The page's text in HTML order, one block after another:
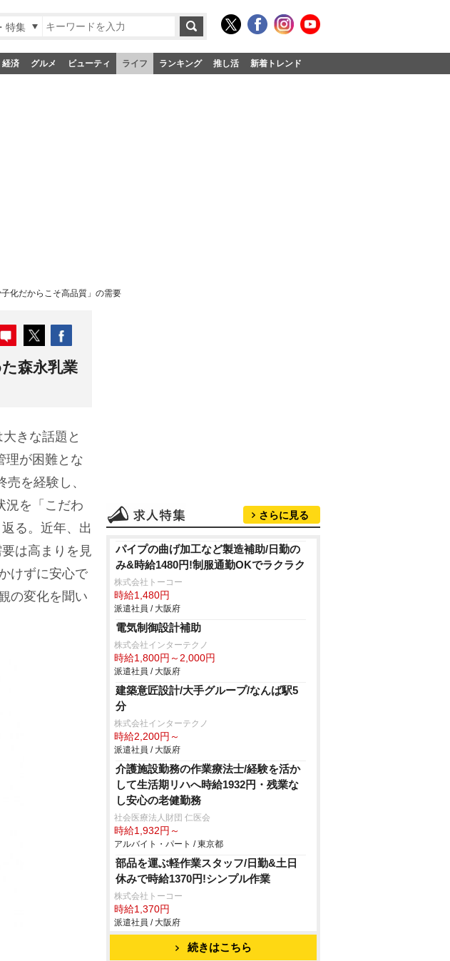
特集
経済 グルメ ビューティ ライフ ランキング 推し活 新着トレンド
化だからこそ高品質」の需要
森永乳業
きな話題と
理が困難とな
を経験し、
況を「こだわ
る。近年、出
は高まりを見
けずに安心で
の変化を聞い
さらに見る
パイプの曲げ加工など製造補助/日勤の
み&時給1480円!制服通勤OKでラクラク
株式会社トーコー
時給1,480円
派遣社員 / 大阪府
電気制御設計補助
株式会社インターテクノ
時給1,800円～2,000円
派遣社員 / 大阪府
建築意匠設計/大手グループ/なんば駅5
分
株式会社インターテクノ
時給2,200円～
派遣社員 / 大阪府
介護施設勤務の作業療法士/経験を活か
して生活期リハへ時給1932円・残業な
し安心の老健勤務
社会医療法人財団 仁医会
時給1,932円～
アルバイト・パート / 東京都
部品を運ぶ軽作業スタッフ/日勤&土日
休みで時給1370円!シンプル作業
株式会社トーコー
時給1,370円
派遣社員 / 大阪府
続きはこちら